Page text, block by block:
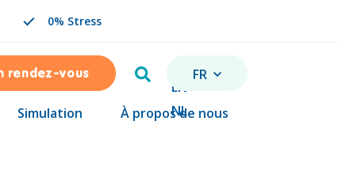
0% Stress
rendez-vous Rechercher
CHANGER DE LANGUE.
FR
EN
NL
Simulation À propos de nous